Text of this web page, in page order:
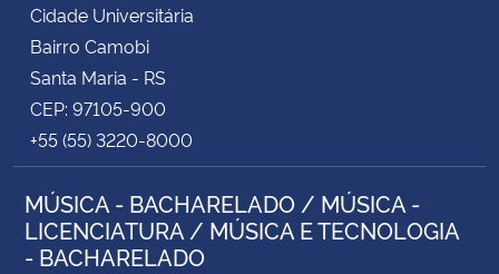
Secretaria-Geral
Secretaria de Governo
Gabinete de Segurança Institucional
Advocacia-Geral da União
Banco Central do Brasil
Cidade Universitária
Bairro Camobi
Santa Maria - RS
CEP: 97105-900
+55 (55) 3220-8000
MÚSICA - BACHARELADO / MÚSICA -
LICENCIATURA / MÚSICA E TECNOLOGIA
- BACHARELADO